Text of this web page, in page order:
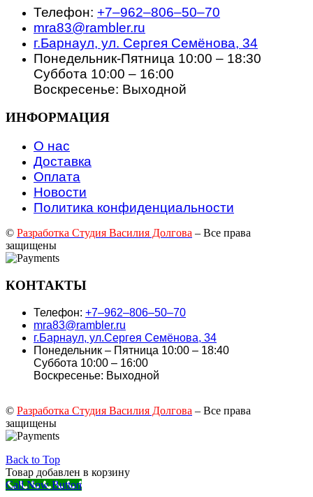
Телефон: +7‒962‒806‒50‒70
mra83@rambler.ru
г.Барнаул, ул. Сергея Семёнова, 34
Понедельник-Пятница 10:00 – 18:30
Суббота 10:00 – 16:00
Воскресенье: Выходной
ИНФОРМАЦИЯ
О нас
Доставка
Оплата
Новости
Политика конфиденциальности
© Разработка Студия Василия Долгова – Все права
защищены
КОНТАКТЫ
Телефон: +7‒962‒806‒50‒70
mra83@rambler.ru
г.Барнаул, ул.Сергея Семёнова, 34
Понедельник – Пятница 10:00 – 18:40
Суббота 10:00 – 16:00
Воскресенье: Выходной
© Разработка Студия Василия Долгова – Все права
защищены
Back to Top
Товар добавлен в корзину
Call Now Button